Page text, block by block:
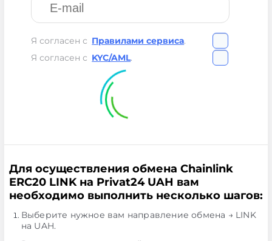
Я согласен с Правилами сервиса.
Я согласен с KYC/AML.
Для осуществления обмена Chainlink
ERC20 LINK на Privat24 UAH вам
необходимо выполнить несколько шагов:
Выберите нужное вам направление обмена → LINK
на UAH.